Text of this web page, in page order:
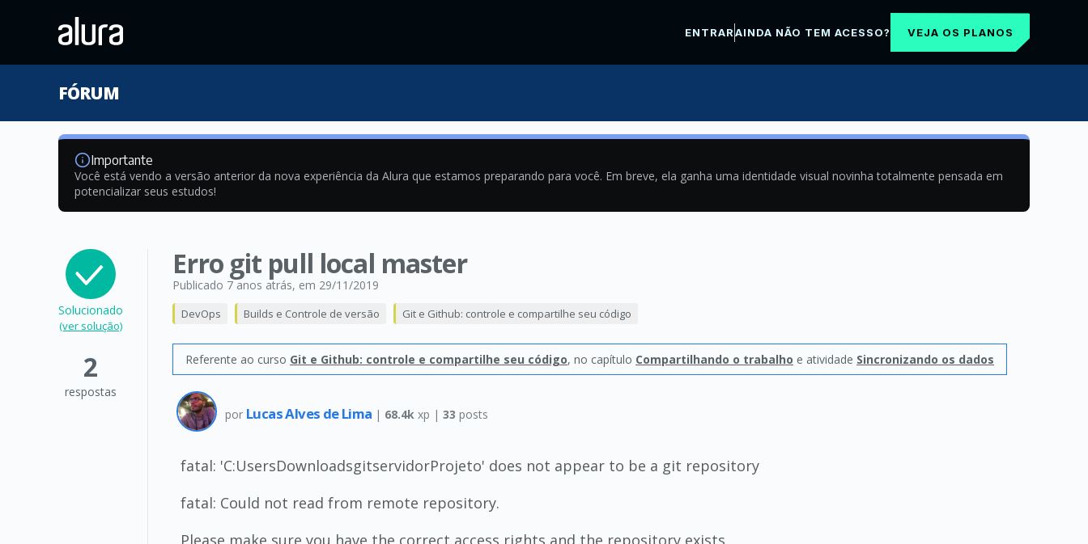
ENTRARAINDA NÃO TEM ACESSO? VEJA OS PLANOS
FÓRUM
Importante
Você está vendo a versão anterior da nova experiência da Alura que estamos preparando para você. Em breve, ela ganha uma identidade visual novinha totalmente pensada em
potencializar seus estudos!
Solucionado
(ver solução)
2
respostas
Erro git pull local master
Publicado 7 anos atrás, em 29/11/2019
DevOps Builds e Controle de versão Git e Github: controle e compartilhe seu código
Referente ao curso Git e Github: controle e compartilhe seu código, no capítulo Compartilhando o trabalho e atividade Sincronizando os dados
por Lucas Alves de Lima | 68.4k xp | 33 posts
fatal: 'C:UsersDownloadsgitservidorProjeto' does not appear to be a git repository
fatal: Could not read from remote repository.
Please make sure you have the correct access rights and the repository exists.